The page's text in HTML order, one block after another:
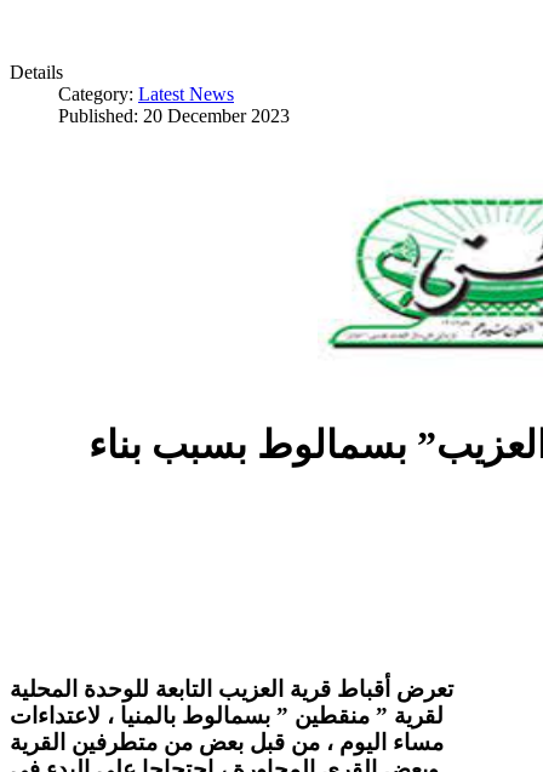
Details
Category: Latest News
Published: 20 December 2023
بسمالوط بسبب بناء
تعرض أقباط قرية العزيب التابعة للوحدة المحلية
لقرية ” منقطين ” بسمالوط بالمنيا ، لاعتداءات
مساء اليوم ، من قبل بعض من متطرفين القرية